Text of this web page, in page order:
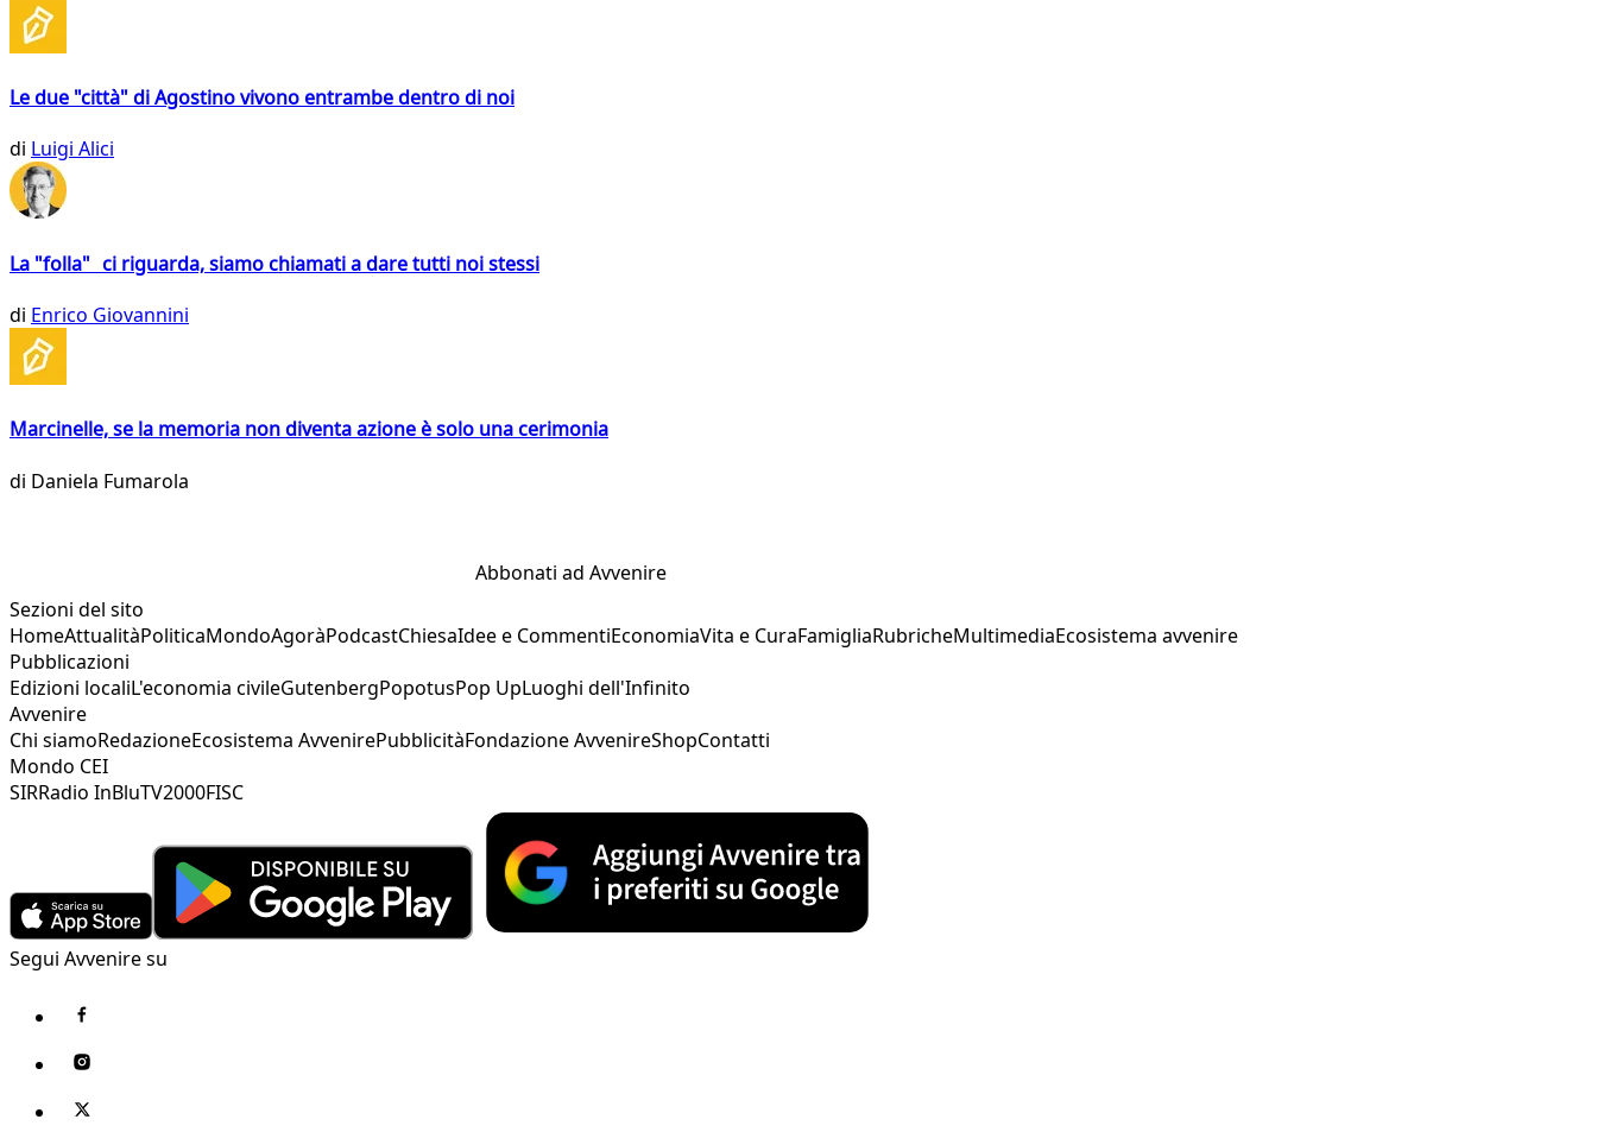
Le due "città" di Agostino vivono entrambe dentro di noi
di Luigi Alici
La "folla" ci riguarda, siamo chiamati a dare tutti noi stessi
di Enrico Giovannini
Marcinelle, se la memoria non diventa azione è solo una cerimonia
di Daniela Fumarola
Abbonati ad Avvenire
Sezioni del sito
HomeAttualitàPoliticaMondoAgoràPodcastChiesaIdee e CommentiEconomiaVita e CuraFamigliaRubricheMultimediaEcosistema avvenire
Pubblicazioni
Edizioni localiL'economia civileGutenbergPopotusPop UpLuoghi dell'Infinito
Avvenire
Chi siamoRedazioneEcosistema AvvenirePubblicitàFondazione AvvenireShopContatti
Mondo CEI
SIRRadio InBluTV2000FISC
Segui Avvenire su